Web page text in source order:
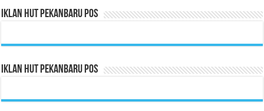
Iklan HUT Pekanbaru Pos
Iklan HUT Pekanbaru Pos